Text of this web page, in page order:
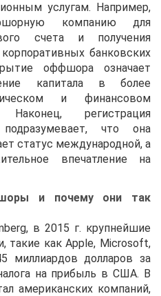
услугам. Например,
компанию для
счета и получения
банковских
оффшора означает
капитала в более
и финансовом
регистрация
что она
статус международной, а
впечатление на
и почему они так
в 2015 г. крупнейшие
такие как Apple, Microsoft,
миллиардов долларов за
на прибыль в США. В
американских компаний,